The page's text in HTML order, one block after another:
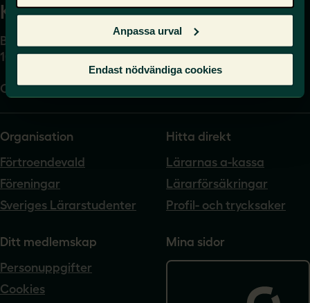
Anpassa urval
Endast nödvändiga cookies
Kansli
Box 17061
104 62 Stockholm
Org.nr. 802540-5542
Organisation
Förtroendevald
Föreningar
Sveriges Lärarstudenter
Hitta direkt
Lärarnas a-kassa
Lärarförsäkringar
Profil- och trycksaker
Ditt medlemskap
Personuppgifter
Cookies
Mina sidor